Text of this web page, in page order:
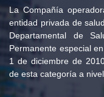
La Compañía
entidad privada de
Departamental de
Permanente especial
1 de diciembre de
de esta categoría a